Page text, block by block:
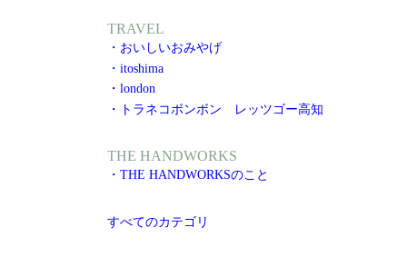
TRAVEL
・おいしいおみやげ
・itoshima
・london
・トラネコボンボン レッツゴー高知
THE HANDWORKS
・THE HANDWORKSのこと
すべてのカテゴリ